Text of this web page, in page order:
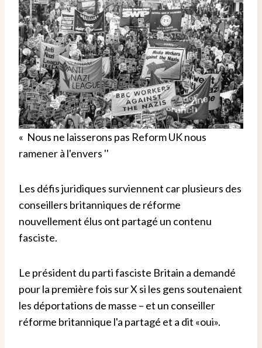
« Nous ne laisserons pas Reform UK nous
ramener à l'envers ''
Les défis juridiques surviennent car plusieurs des
conseillers britanniques de réforme
nouvellement élus ont partagé un contenu
fasciste.
Le président du parti fasciste Britain a demandé
pour la première fois sur X si les gens soutenaient
les déportations de masse – et un conseiller
réforme britannique l'a partagé et a dit «oui».